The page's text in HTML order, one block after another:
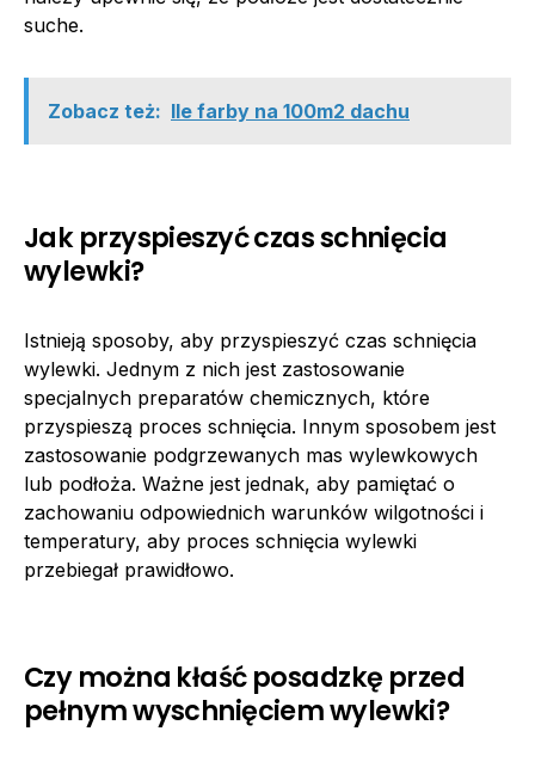
suche.
Zobacz też: Ile farby na 100m2 dachu
Jak przyspieszyć czas schnięcia
wylewki?
Istnieją sposoby, aby przyspieszyć czas schnięcia
wylewki. Jednym z nich jest zastosowanie
specjalnych preparatów chemicznych, które
przyspieszą proces schnięcia. Innym sposobem jest
zastosowanie podgrzewanych mas wylewkowych
lub podłoża. Ważne jest jednak, aby pamiętać o
zachowaniu odpowiednich warunków wilgotności i
temperatury, aby proces schnięcia wylewki
przebiegał prawidłowo.
Czy można kłaść posadzkę przed
pełnym wyschnięciem wylewki?